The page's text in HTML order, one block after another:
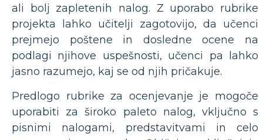
ali bolj zapletenih nalog. Z uporabo rubrike
projekta lahko učitelji zagotovijo, da učenci
prejmejo poštene in dosledne ocene na
podlagi njihove uspešnosti, učenci pa lahko
jasno razumejo, kaj se od njih pričakuje.
Predlogo rubrike za ocenjevanje je mogoče
uporabiti za široko paleto nalog, vključno s
pisnimi nalogami, predstavitvami in celo